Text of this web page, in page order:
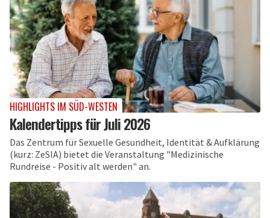
HIGHLIGHTS IM SÜD-WESTEN
Kalendertipps für Juli 2026
Das Zentrum für Sexuelle Gesundheit, Identität & Aufklärung
(kurz: ZeSIA) bietet die Veranstaltung "Medizinische
Rundreise - Positiv alt werden" an.